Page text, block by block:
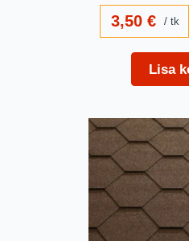
3,50€ tk
Lisa